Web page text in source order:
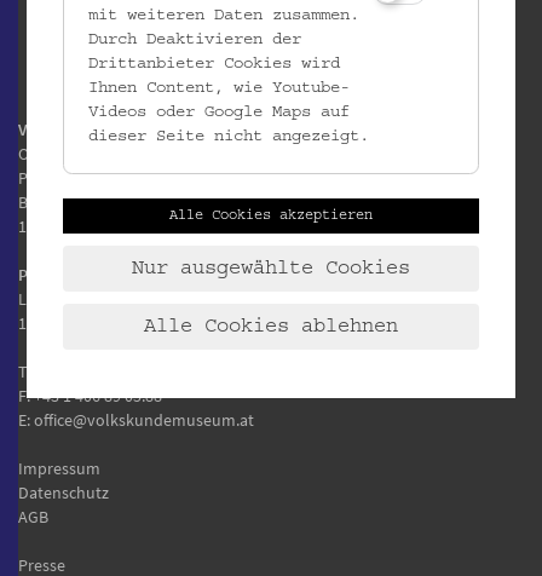
Volkskundemuseum Wien
Otto Wagner Areal
Pavillon 1
Baumgartner Höhe 1
1140 Wien
Postanschrift:
Laudongasse 15-19
1080 Wien
T:
F: +43 1 406 89 05.88
E:office@volkskundemuseum.at
Impressum
Datenschutz
AGB
Presse
mit weiteren Daten zusammen.
Durch Deaktivieren der
Drittanbieter Cookies wird
Ihnen Content, wie Youtube-
Videos oder Google Maps auf
dieser Seite nicht angezeigt.
Alle Cookies akzeptieren
Nur ausgewählte Cookies
Alle Cookies ablehnen